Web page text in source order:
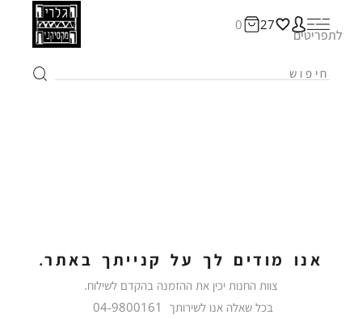
27
0
לתפריטים
אנו מודים לך על קנייתך באתר.
צוות החנות יכין את ההזמנה בהקדם לשילוח.
בכל שאלה אנו לשירותך 04-9800161